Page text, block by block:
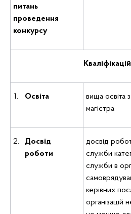
питань
проведення
конкурсу
1. Освіта
вища освіта
магістра
2.
Досвід
роботи
досвід
служби
служби в
керівних
організацій